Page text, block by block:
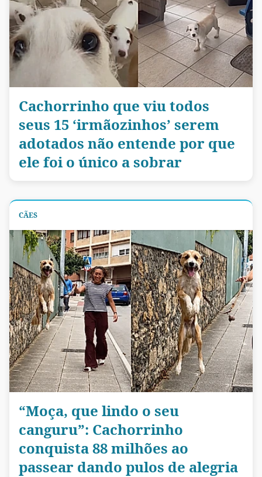
Cachorrinho que viu todos
seus 15 ‘irmãozinhos’ serem
adotados não entende por que
ele foi o único a sobrar
CÃES
“Moça, que lindo o seu
canguru”: Cachorrinho
conquista 88 milhões ao
passear dando pulos de alegria